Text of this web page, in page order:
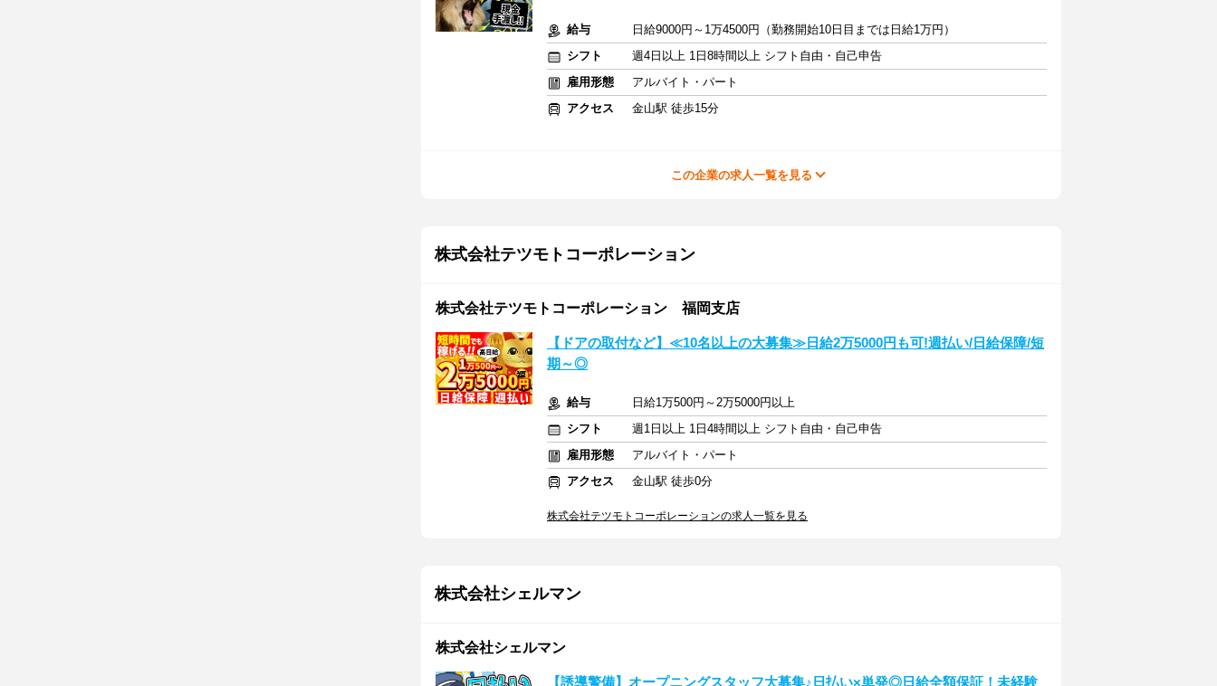
給与
日給9000円～1万4500円（勤務開始10日目までは日給1万円）
シフト
週4日以上 1日8時間以上 シフト自由・自己申告
雇用形態
アルバイト・パート
アクセス
金山駅 徒歩15分
この企業の求人一覧を見る
株式会社テツモトコーポレーション
株式会社テツモトコーポレーション 福岡支店
【ドアの取付など】≪10名以上の大募集≫日給2万5000円も可!週払い/日給保障/短
期～◎
給与
日給1万500円～2万5000円以上
シフト
週1日以上 1日4時間以上 シフト自由・自己申告
雇用形態
アルバイト・パート
アクセス
金山駅 徒歩0分
株式会社テツモトコーポレーションの求人一覧を見る
株式会社シェルマン
株式会社シェルマン
【誘導警備】オープニングスタッフ大募集♪日払い×単発◎日給全額保証！未経験